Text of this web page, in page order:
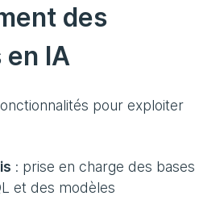
des
IA
pour exploiter
: prise en charge des bases
et des modèles